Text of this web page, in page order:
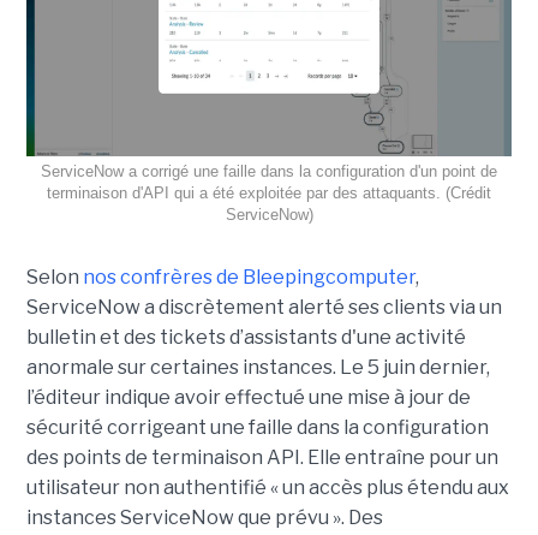
ServiceNow a corrigé une faille dans la configuration d'un point de
terminaison d'API qui a été exploitée par des attaquants. (Crédit
ServiceNow)
Selon nos confrères de Bleepingcomputer,
ServiceNow a discrètement alerté ses clients via un
bulletin et des tickets d’assistants d'une activité
anormale sur certaines instances. Le 5 juin dernier,
l’éditeur indique avoir effectué une mise à jour de
sécurité corrigeant une faille dans la configuration
des points de terminaison API. Elle entraîne pour un
utilisateur non authentifié « un accès plus étendu aux
instances ServiceNow que prévu ». Des